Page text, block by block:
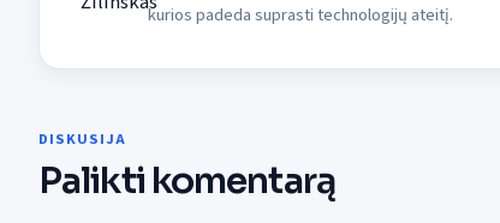
kurios padeda suprasti technologijų ateitį.
DISKUSIJA
Palikti komentarą